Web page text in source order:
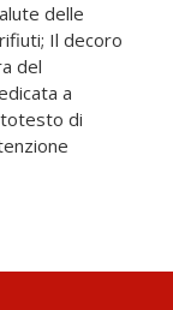
delle
Il decoro
del
a
di